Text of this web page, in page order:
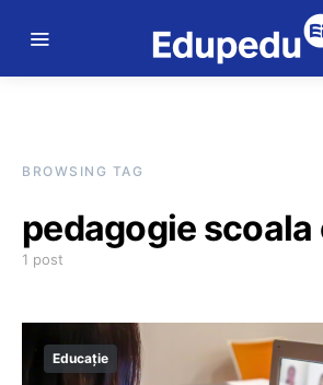
BROWSING TAG
pedagogie scoala
1 post
Educație